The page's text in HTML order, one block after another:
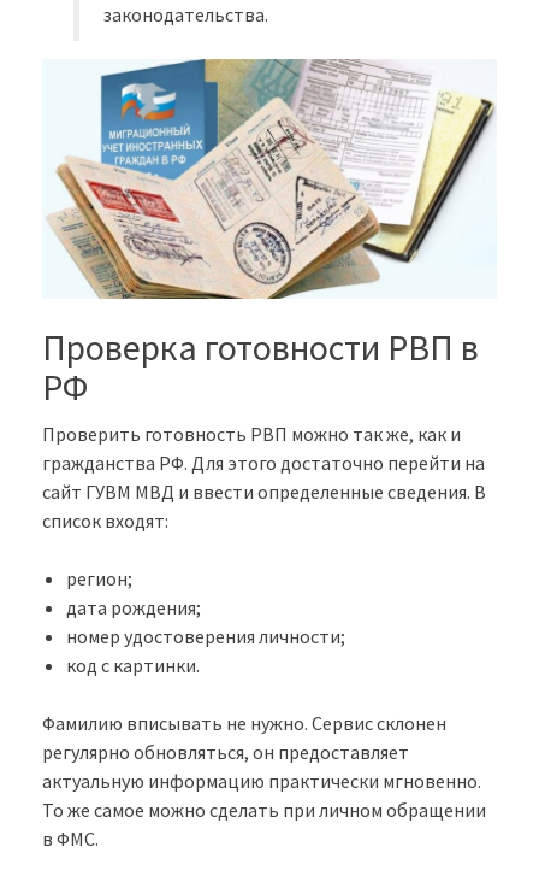
законодательства.
Проверка готовности РВП в
РФ
Проверить готовность РВП можно так же, как и
гражданства РФ. Для этого достаточно перейти на
сайт ГУВМ МВД и ввести определенные сведения. В
список входят:
регион;
дата рождения;
номер удостоверения личности;
код с картинки.
Фамилию вписывать не нужно. Сервис склонен
регулярно обновляться, он предоставляет
актуальную информацию практически мгновенно.
То же самое можно сделать при личном обращении
в ФМС.